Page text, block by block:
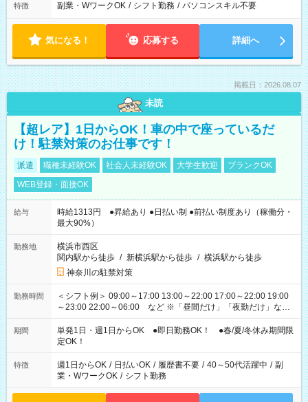
特徴 副業・WワークOK / シフト勤務 / パソコンスキル不要
気になる！ 応募する 詳細へ
掲載日：2026.08.07
未読
【超レア】1日からOK！車の中で座っているだ
け！駐禁対策のお仕事です！
派遣 職種未経験OK 社会人未経験OK 大学生歓迎
ブランクOK
WEB登録・面接OK
給与
時給1313円 ●昇給あり ●日払い制 ●前払い制度あり（稼働分・
最大90%）
勤務地
横浜市西区
関内駅から徒歩 / 新横浜駅から徒歩 / 横浜駅から徒歩
神奈川の駐禁対策
勤務時間
＜シフト例＞ 09:00～17:00 13:00～22:00 17:00～22:00 19:00
～23:00 22:00～06:00 など ※「昼間だけ」「夜勤だけ」など
の希望OK
期間
単発1日・週1日からOK ●即日勤務OK！ ●春/夏/冬休み期間限
定OK！
特徴 週1日からOK / 日払いOK / 履歴書不要 / 40～50代活躍中 / 副
業・WワークOK / シフト勤務